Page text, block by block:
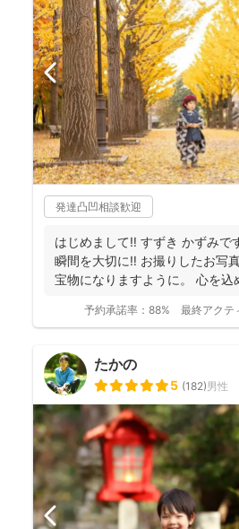
発達凸凹相談歓迎
はじめまして‼︎ すずき かずみ
瞬間を大切に‼︎ お撮りしたお写
宝物になりますように。 心を込
予約承諾率： 88% 最終アクテ
たかの
5 (182)男性